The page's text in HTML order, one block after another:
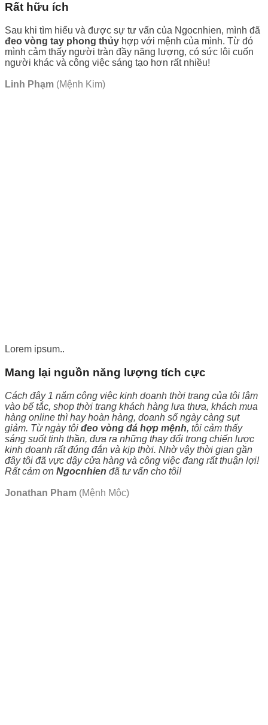
Rất hữu ích
Sau khi tìm hiểu và được sự tư vấn của Ngocnhien, mình đã
đeo vòng tay phong thủy hợp với mệnh của mình. Từ đó
mình cảm thấy người tràn đầy năng lượng, có sức lôi cuốn
người khác và công việc sáng tạo hơn rất nhiều!
Linh Phạm (Mệnh Kim)
Lorem ipsum..
Mang lại nguồn năng lượng tích cực
Cách đây 1 năm công việc kinh doanh thời trang của tôi lâm
vào bế tắc, shop thời trang khách hàng lưa thưa, khách mua
hàng online thì hay hoàn hàng, doanh số ngày càng sụt
giảm. Từ ngày tôi đeo vòng đá hợp mệnh, tôi cảm thấy
sáng suốt tinh thần, đưa ra những thay đổi trong chiến lược
kinh doanh rất đúng đắn và kịp thời. Nhờ vậy thời gian gần
đây tôi đã vực dậy cửa hàng và công việc đang rất thuận lợi!
Rất cảm ơn Ngocnhien đã tư vấn cho tôi!
Jonathan Pham (Mệnh Mộc)